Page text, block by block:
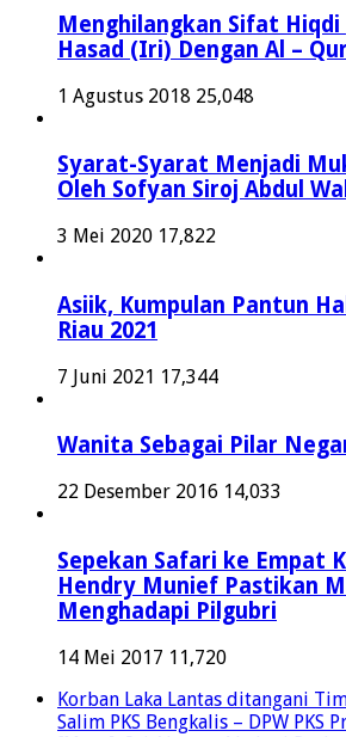
Menghilangkan Sifat Hiqdi
Hasad (Iri) Dengan Al –
1 Agustus 2018 25,048
Syarat-Syarat Menjadi
Oleh Sofyan Siroj Abdul
3 Mei 2020 17,822
Asiik, Kumpulan Pantun
Riau 2021
7 Juni 2021 17,344
Wanita Sebagai Pilar
22 Desember 2016 14,033
Sepekan Safari ke Empat
Hendry Munief Pastikan
Menghadapi Pilgubri
14 Mei 2017 11,720
Korban Laka Lantas ditangani
Salim PKS Bengkalis – DPW PKS